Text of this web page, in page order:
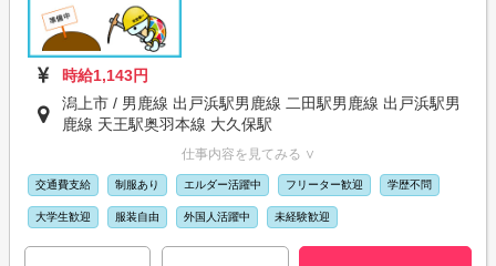
時給1,143円
潟上市 / 男鹿線 出戸浜駅男鹿線 二田駅男鹿線 出戸浜駅男
鹿線 天王駅奥羽本線 大久保駅
仕事内容を見てみる ∨
交通費支給 制服あり エルダー活躍中 フリーター歓迎 学歴不問
大学生歓迎 服装自由 外国人活躍中 未経験歓迎